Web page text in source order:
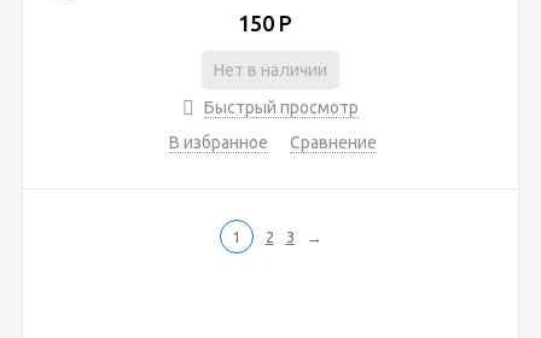
150 Р
Нет в наличии
Быстрый просмотр
В избранное
Сравнение
1 2 3 →